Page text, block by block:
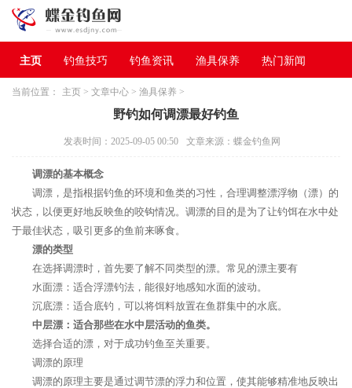
主页 钓鱼技巧 钓鱼资讯 渔具保养 热门新闻
当前位置： 主页 > 文章中心 > 渔具保养 >
野钓如何调漂最好钓鱼
发表时间：2025-09-05 00:50 文章来源：蝶金钓鱼网
调漂的基本概念
调漂，是指根据钓鱼的环境和鱼类的习性，合理调整漂浮物（漂）的
状态，以便更好地反映鱼的咬钩情况。调漂的目的是为了让钓饵在水中处
于最佳状态，吸引更多的鱼前来啄食。
漂的类型
在选择调漂时，首先要了解不同类型的漂。常见的漂主要有
水面漂：适合浮漂钓法，能很好地感知水面的波动。
沉底漂：适合底钓，可以将饵料放置在鱼群集中的水底。
中层漂：适合那些在水中层活动的鱼类。
选择合适的漂，对于成功钓鱼至关重要。
调漂的原理
调漂的原理主要是通过调节漂的浮力和位置，使其能够精准地反映出